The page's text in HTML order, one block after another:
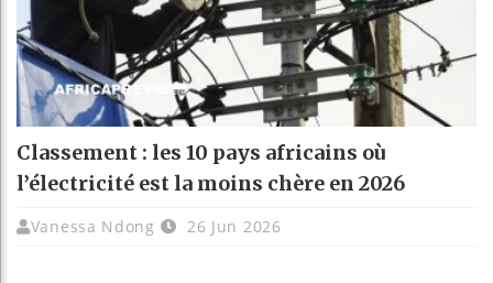
Classement : les 10 pays africains où
l’électricité est la moins chère en 2026
Vanessa Ndong 26 Jun 2026